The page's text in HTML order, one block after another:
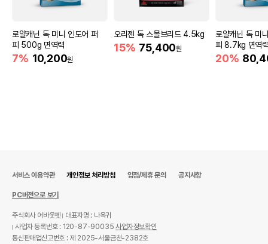
로얄캐닌 독 미니 인도어 퍼
피 500g 면역력
7% 10,200원
오리젠 독 스몰브리드 4.5kg
15% 75,400원
로얄캐닌 독 미
피 8.7kg 면역
20%
서비스 이용약관 개인정보 처리방침 입점/제휴 문의 공지사항
PC버전으로 보기
주식회사 어바웃펫
대표자명 : 나옥귀
사업자 등록번호 : 120-87-90035사업자정보확인
통신판매업신고번호 : 제 2025-서울금천-2382호